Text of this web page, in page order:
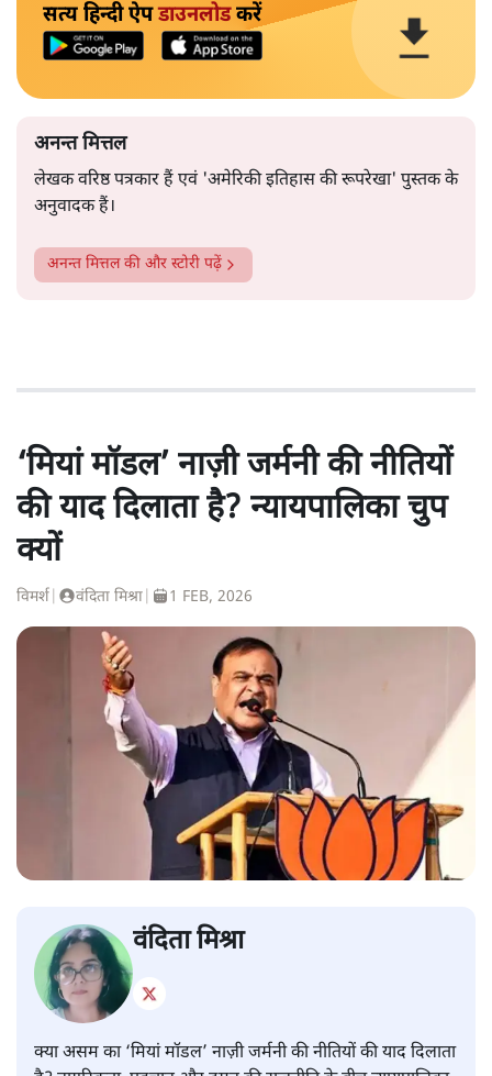
सत्य हिन्दी ऐपडाउनलोडकरें
अनन्त मित्तल
लेखक वरिष्ठ पत्रकार हैं एवं 'अमेरिकी इतिहास की रूपरेखा' पुस्तक के
अनुवादक हैं।
अनन्त मित्तलकी और स्टोरी पढ़ें
‘मियां मॉडल’ नाज़ी जर्मनी की नीतियों
की याद दिलाता है? न्यायपालिका चुप
क्यों
विमर्श वंदिता मिश्रा 1 FEB, 2026
वंदिता मिश्रा
क्या असम का ‘मियां मॉडल’ नाज़ी जर्मनी की नीतियों की याद दिलाता